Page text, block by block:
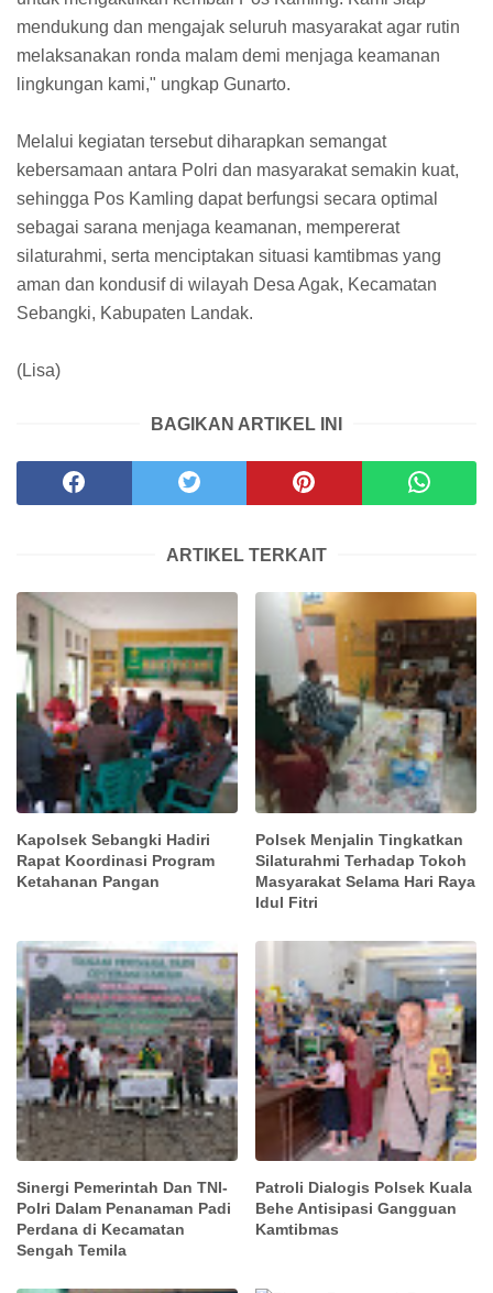
mendukung dan mengajak seluruh masyarakat agar rutin
melaksanakan ronda malam demi menjaga keamanan
lingkungan kami," ungkap Gunarto.
Melalui kegiatan tersebut diharapkan semangat
kebersamaan antara Polri dan masyarakat semakin kuat,
sehingga Pos Kamling dapat berfungsi secara optimal
sebagai sarana menjaga keamanan, mempererat
silaturahmi, serta menciptakan situasi kamtibmas yang
aman dan kondusif di wilayah Desa Agak, Kecamatan
Sebangki, Kabupaten Landak.
(Lisa)
BAGIKAN ARTIKEL INI
ARTIKEL TERKAIT
Kapolsek Sebangki Hadiri
Rapat Koordinasi Program
Ketahanan Pangan
Polsek Menjalin Tingkatkan
Silaturahmi Terhadap Tokoh
Masyarakat Selama Hari Raya
Idul Fitri
Sinergi Pemerintah Dan TNI-
Polri Dalam Penanaman Padi
Perdana di Kecamatan
Sengah Temila
Patroli Dialogis Polsek Kuala
Behe Antisipasi Gangguan
Kamtibmas